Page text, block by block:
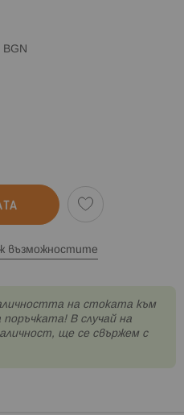
възможностите
на стоката към
В случай на
ще се свържем с